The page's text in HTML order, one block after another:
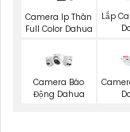
Camera Ip Thân
Full Color Dahua
Lắp
Camera Báo
Động Dahua